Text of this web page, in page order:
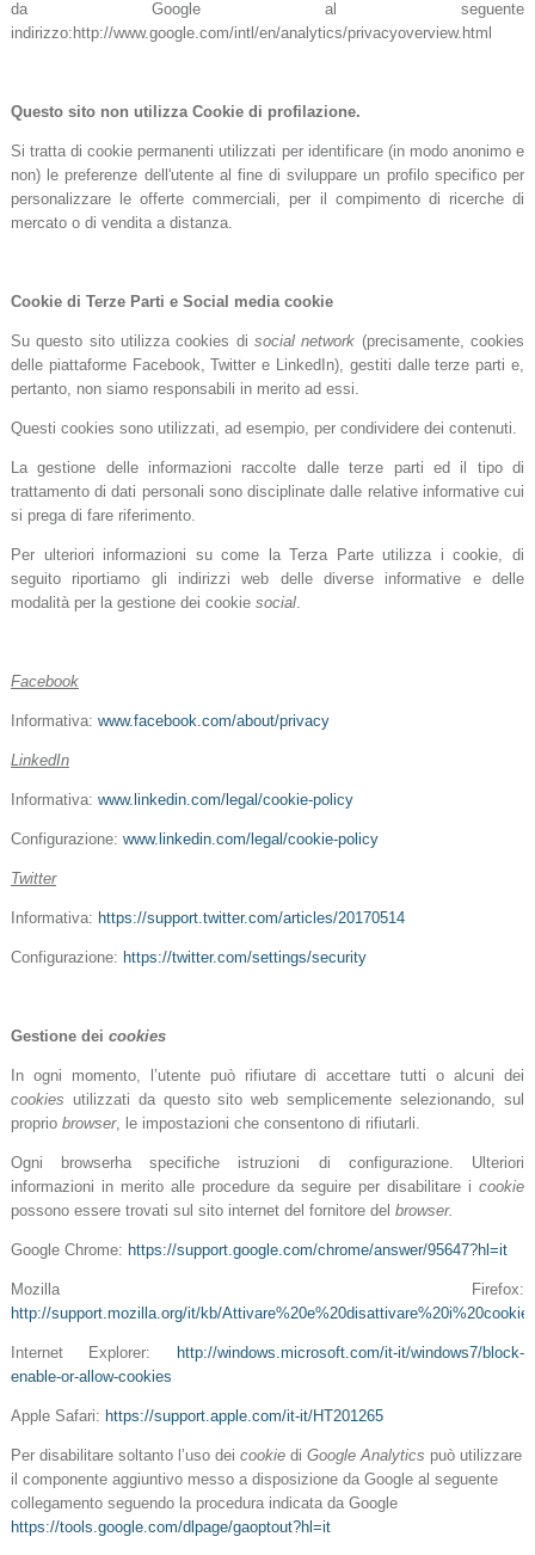
da Google al seguente
indirizzo:http://www.google.com/intl/en/analytics/privacyoverview.html
Questo sito non utilizza Cookie di profilazione.
Si tratta di cookie permanenti utilizzati per identificare (in modo anonimo e
non) le preferenze dell'utente al fine di sviluppare un profilo specifico per
personalizzare le offerte commerciali, per il compimento di ricerche di
mercato o di vendita a distanza.
Cookie di Terze Parti e Social media cookie
Su questo sito utilizza cookies disocial network (precisamente, cookies
delle piattaforme Facebook, Twitter e LinkedIn), gestiti dalle terze parti e,
pertanto, non siamo responsabili in merito ad essi.
Questi cookies sono utilizzati, ad esempio, per condividere dei contenuti.
La gestione delle informazioni raccolte dalle terze parti ed il tipo di
trattamento di dati personali sono disciplinate dalle relative informative cui
si prega di fare riferimento.
Per ulteriori informazioni su come la Terza Parte utilizza i cookie, di
seguito riportiamo gli indirizzi web delle diverse informative e delle
modalità per la gestione dei cookie social.
Facebook
Informativa: www.facebook.com/about/privacy
LinkedIn
Informativa: www.linkedin.com/legal/cookie-policy
Configurazione: www.linkedin.com/legal/cookie-policy
Twitter
Informativa: https://support.twitter.com/articles/20170514
Configurazione: https://twitter.com/settings/security
Gestione dei cookies
In ogni momento, l’utente può rifiutare di accettare tutti o alcuni dei
cookies utilizzati da questo sito web semplicemente selezionando, sul
proprio browser, le impostazioni che consentono di rifiutarli.
Ogni browserha specifiche istruzioni di configurazione. Ulteriori
informazioni in merito alle procedure da seguire per disabilitare icookie
possono essere trovati sul sito internet del fornitore del browser.
Google Chrome: https://support.google.com/chrome/answer/95647?hl=it
Mozilla Firefox:
http://support.mozilla.org/it/kb/Attivare%20e%20disattivare%20i%20cookie
Internet Explorer: http://windows.microsoft.com/it-it/windows7/block-
enable-or-allow-cookies
Apple Safari: https://support.apple.com/it-it/HT201265
Per disabilitare soltanto l’uso dei cookie di Google Analytics può utilizzare
il componente aggiuntivo messo a disposizione da Google al seguente
collegamento seguendo la procedura indicata da Google
https://tools.google.com/dlpage/gaoptout?hl=it